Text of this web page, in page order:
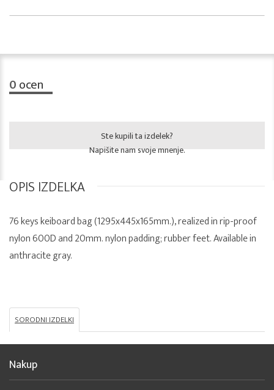
0ocen
Ste kupili ta izdelek?
Napišite nam svoje mnenje.
OPIS IZDELKA
76 keys keiboard bag (1295x445x165mm.), realized in rip-proof
nylon 600D and 20mm. nylon padding; rubber feet. Available in
anthracite gray.
SORODNI IZDELKI
Nakup